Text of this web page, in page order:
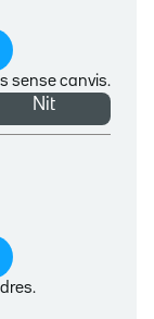
sense canvis.
Nit